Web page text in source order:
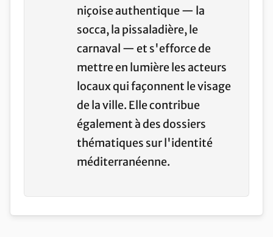
niçoise authentique — la
socca, la pissaladière, le
carnaval — et s'efforce de
mettre en lumière les acteurs
locaux qui façonnent le visage
de la ville. Elle contribue
également à des dossiers
thématiques sur l'identité
méditerranéenne.